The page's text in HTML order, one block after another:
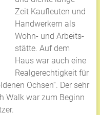
Zeit Kaufleuten und
Handwerkern als
Wohn- und Arbeits-
stätte. Auf dem
Haus war auch eine
Realgerechtigkeit für
Ochsen“. Der sehr
Walk war zum Beginn